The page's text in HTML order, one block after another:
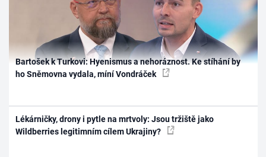
Bartošek k Turkovi: Hyenismus a nehoráznost. Ke stíhání by
ho Sněmovna vydala, míní Vondráček
Lékárničky, drony i pytle na mrtvoly: Jsou tržiště jako
Wildberries legitimním cílem Ukrajiny?